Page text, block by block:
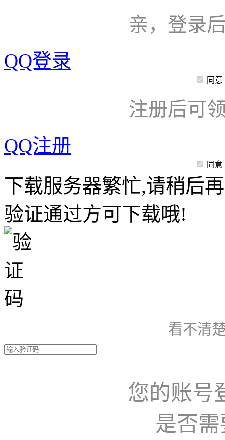
亲，登录
QQ登录
同意
注册后可
QQ注册
同意
下载服务器繁忙,请稍后
验证通过方可下载哦!
看不清
您的账号
是否